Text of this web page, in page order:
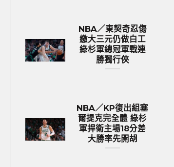
NBA／東契奇忍傷
繳大三元仍做白工
綠杉軍總冠軍戰連
勝獨行俠
NBA／KP復出組塞
爾提克完全體 綠杉
軍捍衛主場18分差
大勝率先開胡